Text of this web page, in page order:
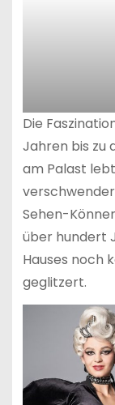
Die
Jahren bis zu
am Palast
Sehen-
über hundert
Hauses noch
geglitzert.